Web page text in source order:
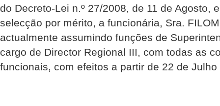
do Decreto-Lei n.º 27/2008, de 11 de Agosto,
selecção por mérito, a funcionária, Sra.
actualmente assumindo funções de
cargo de Director Regional III, com todas as
funcionais, com efeitos a partir de 22 de Julho